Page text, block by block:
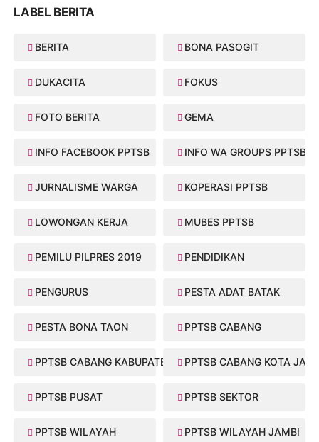
LABEL BERITA
BERITA BONA PASOGIT
DUKACITA FOKUS
FOTO BERITA GEMA
INFO FACEBOOK PPTSB INFO WA GROUPS PPTSB
JURNALISME WARGA KOPERASI PPTSB
LOWONGAN KERJA MUBES PPTSB
PEMILU PILPRES 2019 PENDIDIKAN
PENGURUS PESTA ADAT BATAK
PESTA BONA TAON PPTSB CABANG
PPTSB CABANG KABUPATEN PPTSB CABANG KOTA
PPTSB PUSAT PPTSB SEKTOR
PPTSB WILAYAH PPTSB WILAYAH JAMBI